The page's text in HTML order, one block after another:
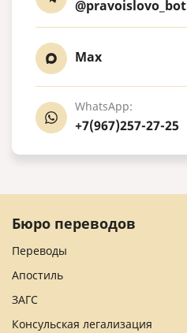
@pravoislovo_bot
Max
WhatsApp:
+7(967)257-27-25
Бюро переводов
Переводы
Апостиль
ЗАГС
Консульская легализация